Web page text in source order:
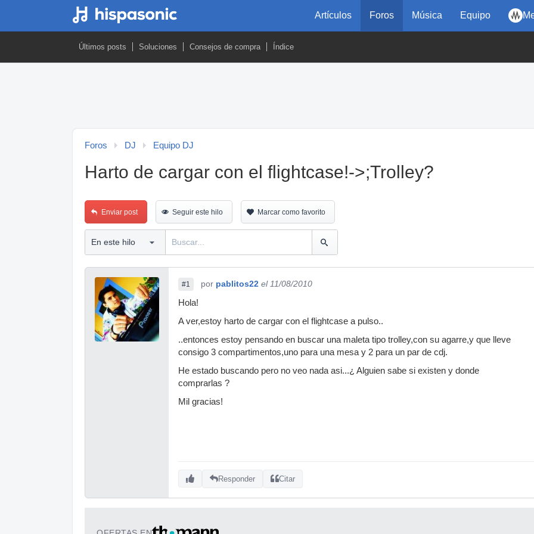
Artículos Foros Música Equipo
Últimos posts Soluciones Consejos de compra Índice
Foros DJ Equipo DJ
Harto de cargar con el flightcase!->;Trolley?
Enviar post Seguir este hilo Marcar como favorito
#1 por pablitos22 el 11/08/2010
Hola!
A ver,estoy harto de cargar con el flightcase a pulso..
..entonces estoy pensando en buscar una maleta tipo trolley,con su agarre,y que lleve
consigo 3 compartimentos,uno para una mesa y 2 para un par de cdj.
He estado buscando pero no veo nada asi...¿ Alguien sabe si existen y donde
comprarlas ?
Mil gracias!
Responder Citar